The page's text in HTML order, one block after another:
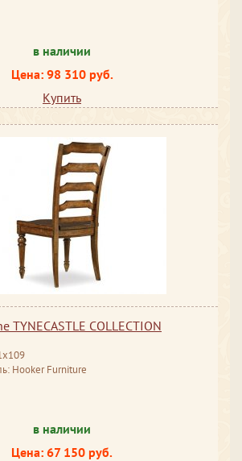
в наличии
Цена: 98 310 руб.
Купить
TYNECASTLE COLLECTION
Hooker Furniture
в наличии
Цена: 67 150 руб.